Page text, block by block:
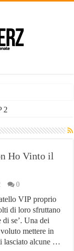
il suo nome è
il fenomeno esploso
Stradale
Services
De Sio
2
Ho Vinto il
0
VIP proprio
di loro sfruttano
se’. Una dei
mettere in
lasciato alcune …